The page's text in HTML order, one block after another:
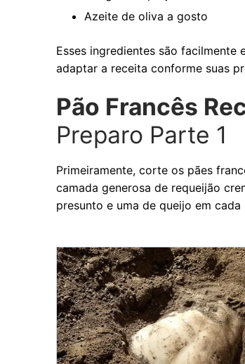
Azeite de oliva a gosto
Esses ingredientes são
adaptar a receita conforme suas
Pão Francês
Preparo Parte 1
Primeiramente, corte os pães
camada generosa de requeijão
presunto e uma de queijo em cada